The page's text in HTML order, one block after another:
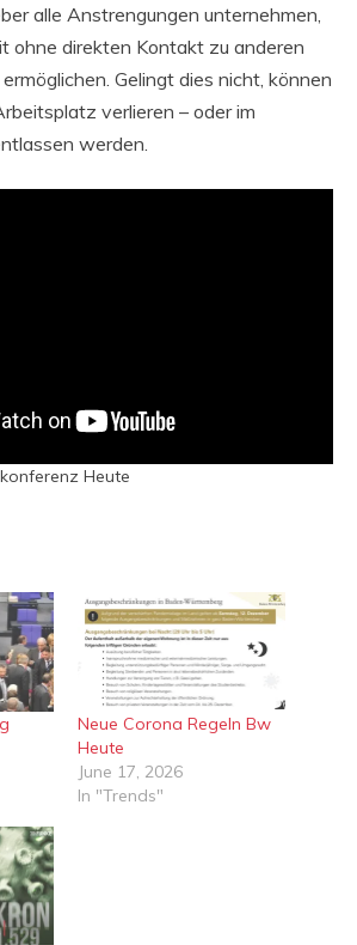
alle Anstrengungen unternehmen,
ohne direkten Kontakt zu anderen
Gelingt dies nicht, können
verlieren – oder im
werden.
Heute
Neue Corona Regeln Bw
Heute
June 17, 2026
In "Trends"